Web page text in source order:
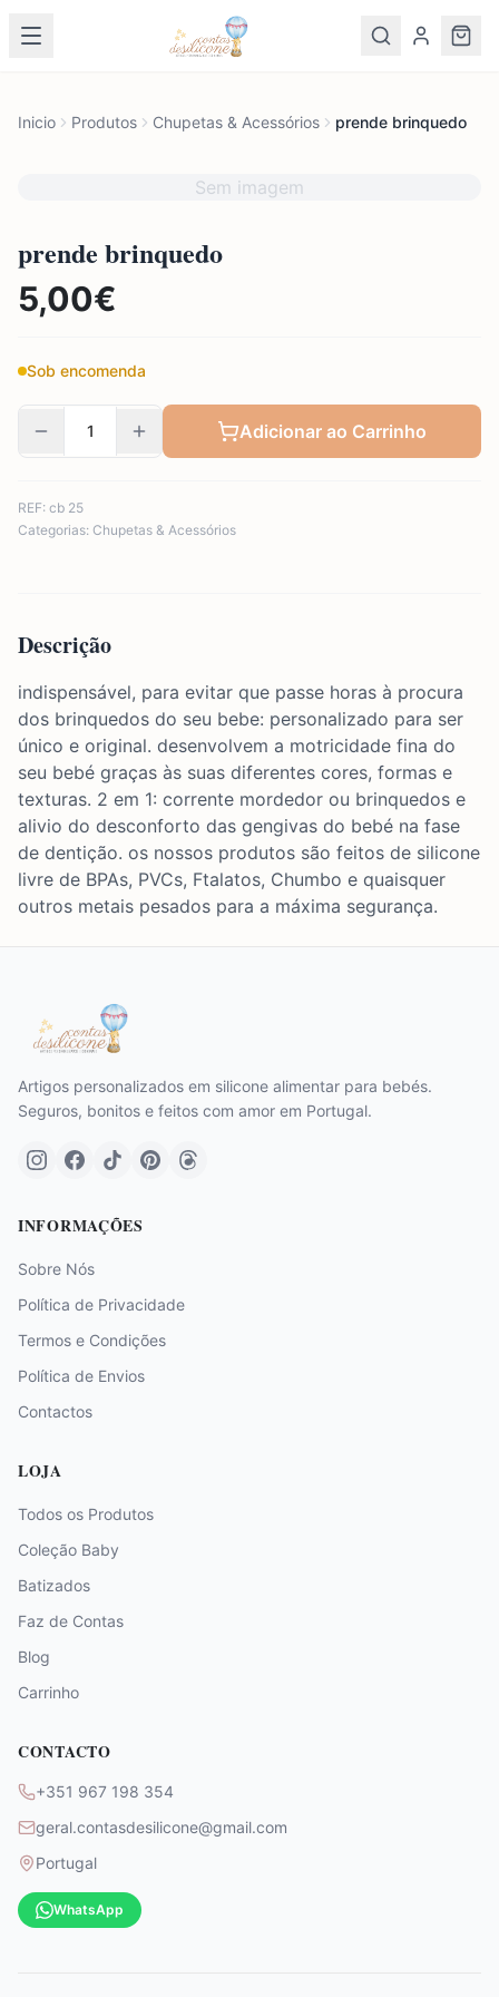
Inicio Produtos Chupetas & Acessórios prende brinquedo
Sem imagem
prende brinquedo
5,00€
Sob encomenda
Adicionar ao Carrinho
REF: cb 25
Categorias: Chupetas & Acessórios
Descrição
indispensável, para evitar que passe horas à procura
dos brinquedos do seu bebe: personalizado para ser
único e original. desenvolvem a motricidade fina do
seu bebé graças às suas diferentes cores, formas e
texturas. 2 em 1: corrente mordedor ou brinquedos e
alivio do desconforto das gengivas do bebé na fase
de dentição. os nossos produtos são feitos de silicone
livre de BPAs, PVCs, Ftalatos, Chumbo e quaisquer
outros metais pesados ​​para a máxima segurança.
Artigos personalizados em silicone alimentar para bebés.
Seguros, bonitos e feitos com amor em Portugal.
INFORMAÇÕES
Sobre Nós
Política de Privacidade
Termos e Condições
Política de Envios
Contactos
LOJA
Todos os Produtos
Coleção Baby
Batizados
Faz de Contas
Blog
Carrinho
CONTACTO
+351 967 198 354
geral.contasdesilicone@gmail.com
Portugal
WhatsApp